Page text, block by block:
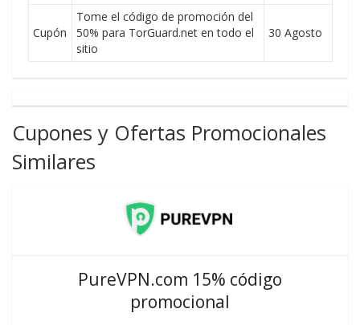
Cupón
Tome el código de promoción del
50% para TorGuard.net en todo el
sitio
30 Agosto
Cupones y Ofertas Promocionales
Similares
PureVPN.com 15% código
promocional